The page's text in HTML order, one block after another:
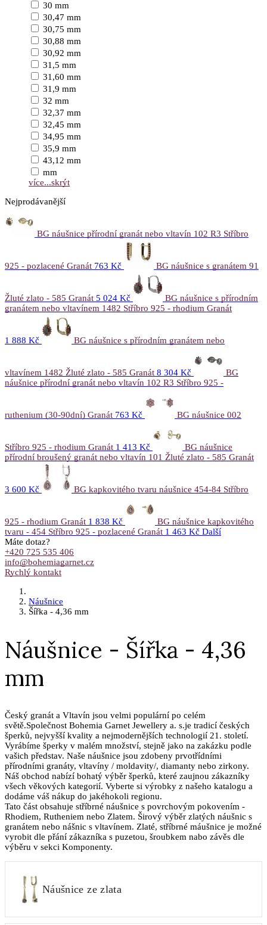
30 mm
30,47 mm
30,75 mm
30,88 mm
30,92 mm
31,5 mm
31,60 mm
31,9 mm
32 mm
32,37 mm
32,45 mm
34,95 mm
35,9 mm
43,12 mm
mm
více...skrýt
Nejprodávanější
BG náušnice přírodní granát nebo vltavín 102 R3 Stříbro
925 - pozlacené Granát 763 Kč BG náušnice s granátem 91
Žluté zlato - 585 Granát 5 024 Kč
BG náušnice s přírodním
granátem nebo vltavínem 1482 Stříbro 925 - rhodium Granát
1 888 Kč BG náušnice s přírodním granátem nebo
vltavínem 1482 Žluté zlato - 585 Granát 8 304 Kč
BG
náušnice přírodní granát nebo vltavín 102 R3 Stříbro 925 -
ruthenium (30-90dní) Granát 763 Kč BG náušnice 002
Stříbro 925 - rhodium Granát 1 413 Kč
BG náušnice
přírodní broušený granát nebo vltavín 101 Žluté zlato - 585 Granát
3 600 Kč BG kapkovitého tvaru náušnice 454-84 Stříbro
925 - rhodium Granát 1 838 Kč
BG náušnice kapkovitého
tvaru - 454 Stříbro 925 - pozlacené Granát 1 463 Kč Další
Máte dotaz?
+420 725 535 406
info@bohemiagarnet.cz
Rychlý kontakt
Náušnice
Šířka - 4,36 mm
Náušnice - Šířka - 4,36
mm
Český granát a Vltavín jsou velmi populární po celém
světě.Společnost Bohemia Garnet Jewellery a. s.je tradicí českých
šperků, nejvyšší kvality a nejmodernějších technologií 21. století.
Vyrábíme šperky v malém množství, stejně jako na zakázku podle
vašich představ. Naše náušnice jsou zdobeny prvotřídními
přírodními granáty, vltavíny / moldavity/, diamanty nebo zirkony.
Náš obchod nabízí bohatý výběr šperků, které zaujnou zákazníky
všech věkových kategorií. Vyberte si výrobky z našeho katalogu a
dodáme váš nákup do jakéhokoli regionu.
Tato část obsahuje stříbrné náušnice s povrchovým pokovením -
Rhodiem, Rutheniem nebo Zlatem. Širový výběr zlatých náušnic s
granátem nebo nášnic s vltavínem. Zlaté, stříbrné máušnice je možné
vyrobit dle přání zákazníka s puzetou, šroubkem nabo závěs dle
výběru v sekci Komponenty.
Náušnice ze zlata